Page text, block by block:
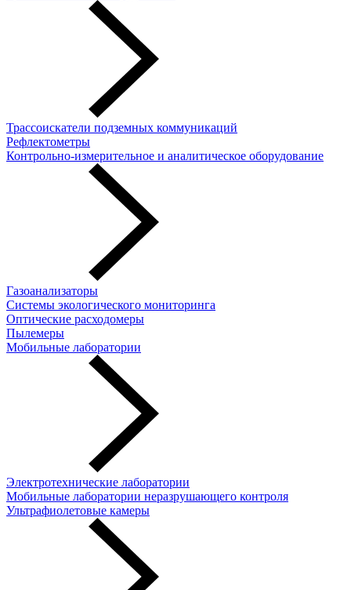
Трассоискатели подземных коммуникаций
Рефлектометры
Контрольно-измерительное и аналитическое оборудование
Газоанализаторы
Системы экологического мониторинга
Оптические расходомеры
Пылемеры
Мобильные лаборатории
Электротехнические лаборатории
Мобильные лаборатории неразрушающего контроля
Ультрафиолетовые камеры